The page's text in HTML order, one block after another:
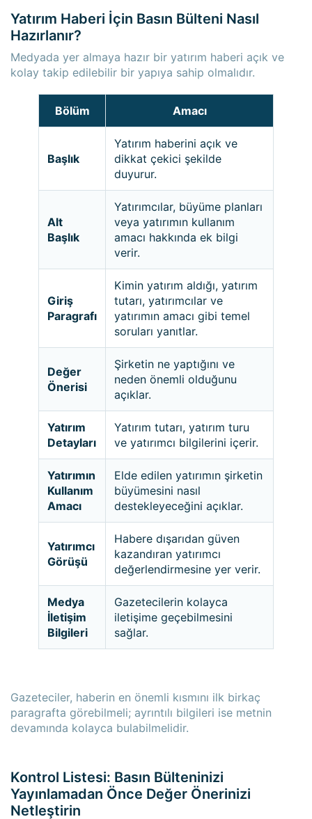
Yatırım Haberi İçin Basın Bülteni Nasıl
Hazırlanır?
Medyada yer almaya hazır bir yatırım haberi açık ve
kolay takip edilebilir bir yapıya sahip olmalıdır.
Bölüm Amacı
Başlık
Yatırım haberini açık ve
dikkat çekici şekilde
duyurur.
Alt
Başlık
Yatırımcılar, büyüme planları
veya yatırımın kullanım
amacı hakkında ek bilgi
verir.
Giriş
Paragrafı
Kimin yatırım aldığı, yatırım
tutarı, yatırımcılar ve
yatırımın amacı gibi temel
soruları yanıtlar.
Değer
Önerisi
Şirketin ne yaptığını ve
neden önemli olduğunu
açıklar.
Yatırım
Detayları
Yatırım tutarı, yatırım turu
ve yatırımcı bilgilerini içerir.
Yatırımın
Kullanım
Amacı
Elde edilen yatırımın şirketin
büyümesini nasıl
destekleyeceğini açıklar.
Yatırımcı
Görüşü
Habere dışarıdan güven
kazandıran yatırımcı
değerlendirmesine yer verir.
Medya
İletişim
Bilgileri
Gazetecilerin kolayca
iletişime geçebilmesini
sağlar.
Gazeteciler, haberin en önemli kısmını ilk birkaç
paragrafta görebilmeli; ayrıntılı bilgileri ise metnin
devamında kolayca bulabilmelidir.
Kontrol Listesi: Basın Bülteninizi
Yayınlamadan Önce Değer Önerinizi
Netleştirin